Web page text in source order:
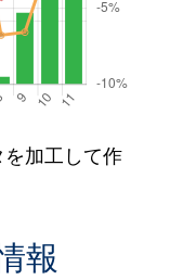
加工して作
報